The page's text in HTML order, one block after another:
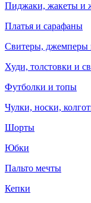
Пиджаки, жакеты и
Платья и сарафаны
Свитеры, джемперы
Худи, толстовки и
Футболки и топы
Чулки, носки,
Шорты
Юбки
Пальто мечты
Кепки